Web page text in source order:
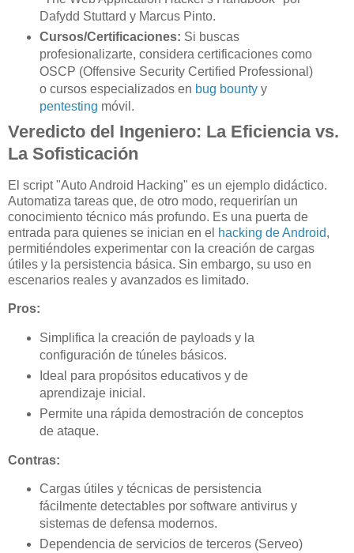
Dafydd Stuttard y Marcus Pinto.
Cursos/Certificaciones: Si buscas
profesionalizarte, considera certificaciones como
OSCP (Offensive Security Certified Professional)
o cursos especializados en bug bountyy
pentesting móvil.
Veredicto del Ingeniero: La Eficiencia vs.
La Sofisticación
El script "Auto Android Hacking" es un ejemplo didáctico.
Automatiza tareas que, de otro modo, requerirían un
conocimiento técnico más profundo. Es una puerta de
entrada para quienes se inician en el hacking de Android,
permitiéndoles experimentar con la creación de cargas
útiles y la persistencia básica. Sin embargo, su uso en
escenarios reales y avanzados es limitado.
Pros:
Simplifica la creación de payloads y la
configuración de túneles básicos.
Ideal para propósitos educativos y de
aprendizaje inicial.
Permite una rápida demostración de conceptos
de ataque.
Contras:
Cargas útiles y técnicas de persistencia
fácilmente detectables por software antivirus y
sistemas de defensa modernos.
Dependencia de servicios de terceros (Serveo)